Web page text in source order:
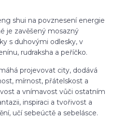
shui na povznesení energie
je zavěšený mosazný
s duhovými odlesky, v
rudraksha a peříčko.
projevovat city, dodává
mírnost, přátelskost a
a vnímavost vůči ostatním
inspiraci a tvořivost a
učí sebeúctě a sebelásce.